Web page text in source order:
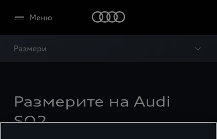
Меню
Размери
Размерите на Audi
SQ2.